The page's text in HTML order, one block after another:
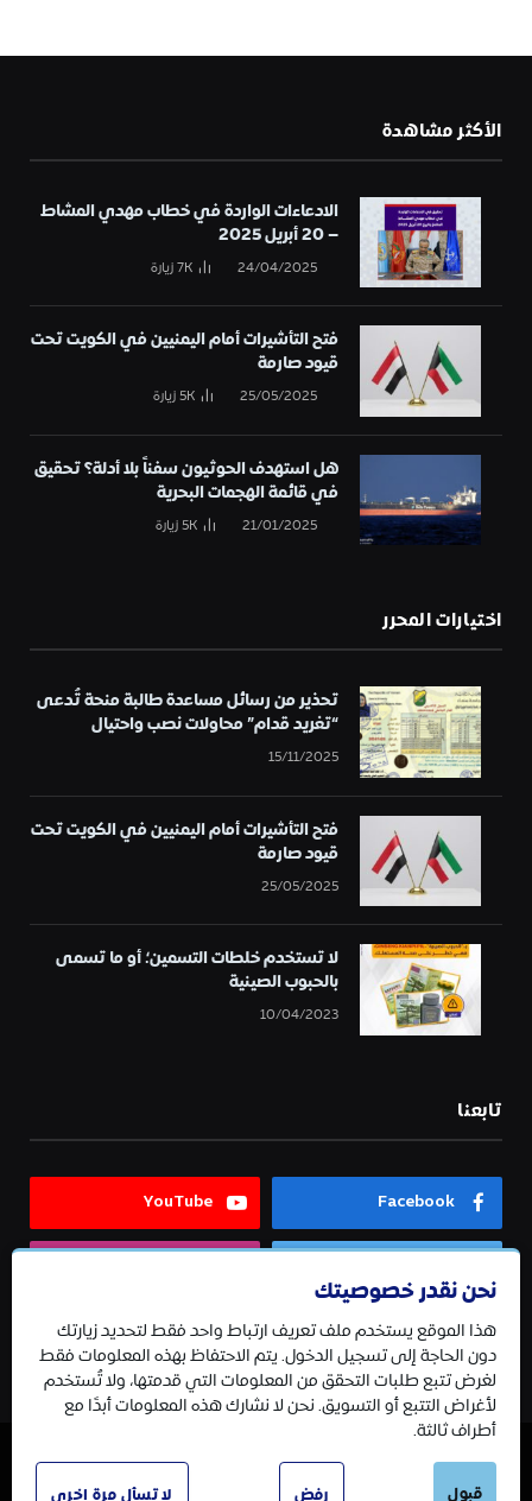
الأكثر مشاهدة
الادعاءات الواردة في خطاب مهدي المشاط
– 20 أبريل 2025
24/04/2025
7Kزيارة
فتح التأشيرات أمام اليمنيين في الكويت تحت
قيود صارمة
25/05/2025
5Kزيارة
هل استهدف الحوثيون سفناً بلا أدلة؟ تحقيق
في قائمة الهجمات البحرية
21/01/2025
5Kزيارة
اختيارات المحرر
تحذير من رسائل مساعدة طالبة منحة تُدعى
“تغريد قدام” محاولات نصب واحتيال
15/11/2025
فتح التأشيرات أمام اليمنيين في الكويت تحت
قيود صارمة
25/05/2025
لا تستخدم خلطات التسمين؛ أو ما تسمى
بالحبوب الصينية
10/04/2023
تابعنا
Facebook
YouTube
Telegram
نحن نقدر خصوصيتك
هذا الموقع يستخدم ملف تعريف ارتباط واحد فقط لتحديد زيارتك
دون الحاجة إلى تسجيل الدخول. يتم الاحتفاظ بهذه المعلومات فقط
لغرض تتبع طلبات التحقق من المعلومات التي قدمتها، ولا تُستخدم
لأغراض التتبع أو التسويق. نحن لا نشارك هذه المعلومات أبدًا مع
أطراف ثالثة.
قبول رفض لا تسأل مرة اخرى